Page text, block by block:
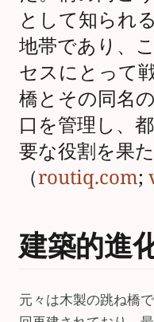
として知られ
地帯であり、
セスにとって
橋とその同名
口を管理し、
要な役割を果
（routiq.com;
建築的進
元々は木製の跳ね橋